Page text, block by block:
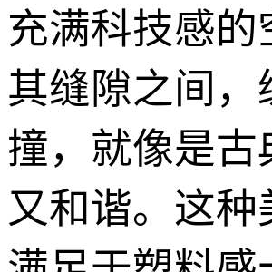
充满科技感
其缝隙之间
撞，就像是
又和谐。这